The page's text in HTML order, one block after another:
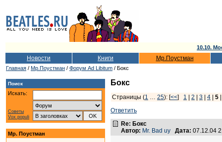
10.10.
Новости Книги Мр.Поустман
Главная / Мр.Поустман / Форум Ad Libitum / Бокс
Поиск
Искать:
Советы
Vox populi
Мр. Поустман
Бокс
Страницы (1 … 25): [<<] 1 2 3 4 5
Ответить
Re: Бокс
Автор: Mr. Bad uy Дата: 07.12.04